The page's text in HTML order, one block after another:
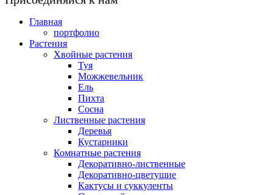
Главная
портфолио
Растения
Хвойные растения
Туя
Можжевельник
Ель
Пихта
Сосна
Лиственные растения
Деревья
Кустарники
Комнатные растения
Декоративно-лиственные
Декоративно-цветущие
Кактусы и суккуленты